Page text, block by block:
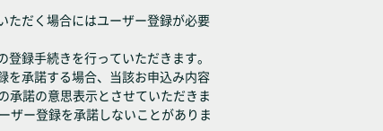
ただく場合にはユーザー登録が必要
録手続きを行っていただきます。
を承諾する場合、当該お申込み内容
承諾の意思表示とさせていただきま
ザー登録を承諾しないことがありま